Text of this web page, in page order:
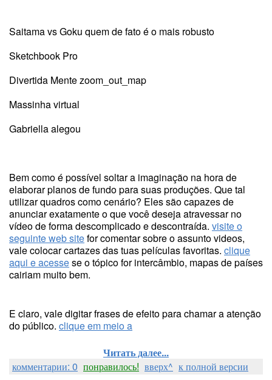
Saitama vs Goku quem de fato é o mais robusto
Sketchbook Pro
Divertida Mente zoom_out_map
Massinha virtual
Gabriella alegou
Bem como é possível soltar a imaginação na hora de
elaborar planos de fundo para suas produções. Que tal
utilizar quadros como cenário? Eles são capazes de
anunciar exatamente o que você deseja atravessar no
vídeo de forma descomplicado e descontraída. visite o
seguinte web sitefor comentar sobre o assunto videos,
vale colocar cartazes das tuas películas favoritas. clique
aqui e acessese o tópico for intercâmbio, mapas de países
cairiam muito bem.
E claro, vale digitar frases de efeito para chamar a atenção
do público. clique em meio a
Читать далее...
комментарии: 0 понравилось! вверх^ к полной версии